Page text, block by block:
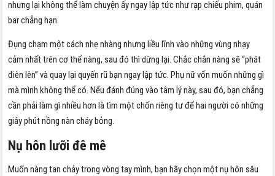
nhưng lại không thể làm chuyện ấy ngay lập tức như rạp chiếu phim, quán
bar chẳng hạn.
Đụng chạm một cách nhẹ nhàng nhưng liều lĩnh vào những vùng nhạy
cảm nhất trên cơ thể nàng, sau đó thì dừng lại. Chắc chắn nàng sẽ “phát
điên lên” và quay lại quyến rũ bạn ngay lập tức. Phụ nữ vốn muốn những gì
mà mình không thể có. Nếu đánh đúng vào tâm lý này, sau đó, bạn chẳng
cần phải làm gì nhiều hơn là tìm một chốn riêng tư để hai người có những
giây phút nồng nàn cháy bỏng.
Nụ hôn lưỡi đê mê
Muốn nàng tan chảy trong vòng tay mình, bạn hãy chọn một nụ hôn sâu